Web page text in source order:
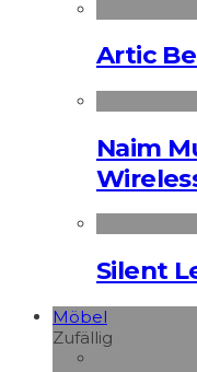
Artic
Naim
Silent
Möbel
Zufällig